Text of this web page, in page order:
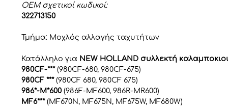
OEM σχετικοί κωδικοί:
322713150
Τμήμα: Μοχλός αλλαγής ταχυτήτων
Κατάλληλο για NEW HOLLAND συλλεκτή
980CF-***(980CF-680, 980CF-675)
980CF ***(980CF 680, 980CF 675)
986*-M*600 (986F-MF600, 986R-MR600)
MF6***(MF670N, MF675N, MF675W, MF680W)